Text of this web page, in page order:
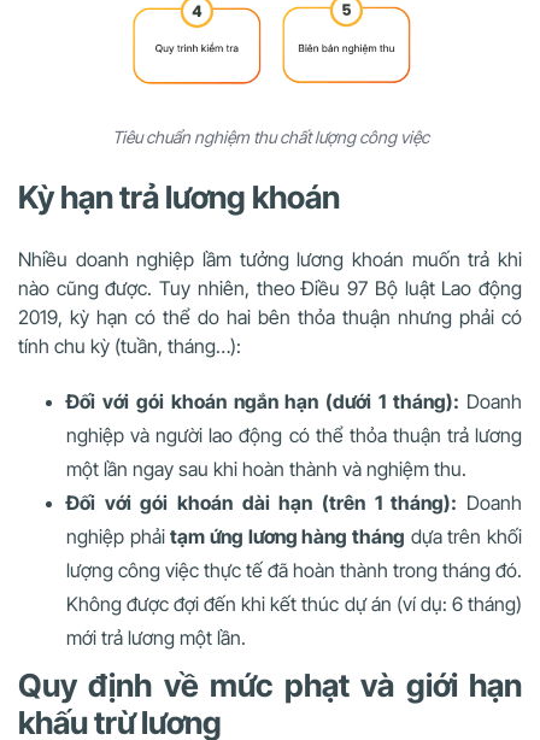
Tiêu chuẩn nghiệm thu chất lượng công việc
Kỳ hạn trả lương khoán
Nhiều doanh nghiệp lầm tưởng lương khoán muốn trả khi
nào cũng được. Tuy nhiên, theo Điều 97 Bộ luật Lao động
2019, kỳ hạn có thể do hai bên thỏa thuận nhưng phải có
tính chu kỳ (tuần, tháng…):
Đối với gói khoán ngắn hạn (dưới 1 tháng): Doanh
nghiệp và người lao động có thể thỏa thuận trả lương
một lần ngay sau khi hoàn thành và nghiệm thu.
Đối với gói khoán dài hạn (trên 1 tháng): Doanh
nghiệp phảitạm ứng lương hàng tháng dựa trên khối
lượng công việc thực tế đã hoàn thành trong tháng đó.
Không được đợi đến khi kết thúc dự án (ví dụ: 6 tháng)
mới trả lương một lần.
Quy định về mức phạt và giới hạn
khấu trừ lương